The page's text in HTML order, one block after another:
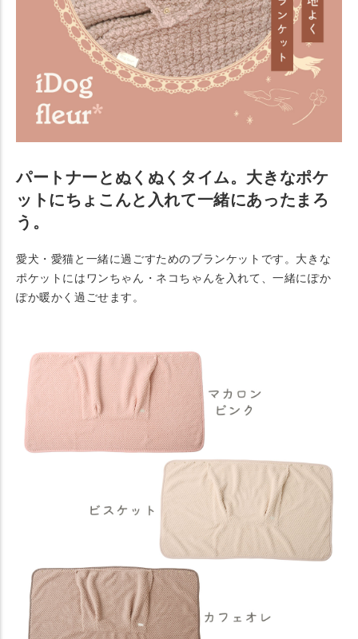
パートナーとぬくぬくタイム。大きなポケ
ットにちょこんと入れて一緒にあったまろ
う。
愛犬・愛猫と一緒に過ごすためのブランケットです。大きな
ポケットにはワンちゃん・ネコちゃんを入れて、一緒にぽか
ぽか暖かく過ごせます。